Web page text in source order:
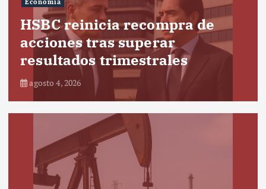
Economía
HSBC reinicia recompra de
acciones tras superar
resultados trimestrales
agosto 4, 2026